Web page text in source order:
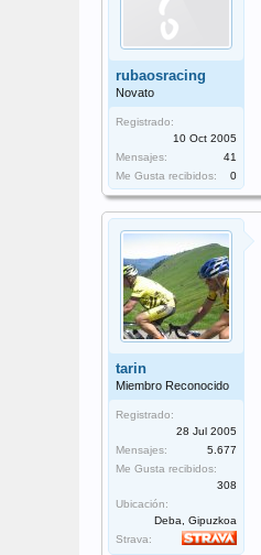
rubaosracing
Novato
Registrado:
10 Oct 2005
Mensajes:
41
Me Gusta recibidos:
0
tarin
Miembro Reconocido
Registrado:
28 Jul 2005
Mensajes:
5.677
Me Gusta recibidos:
308
Ubicación:
Deba, Gipuzkoa
Strava: